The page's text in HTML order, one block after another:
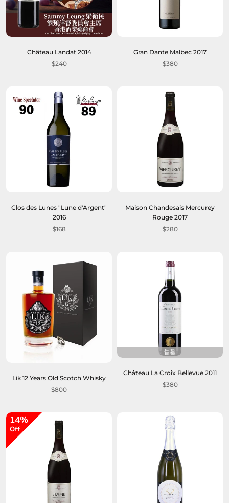
Château Landat 2014
$240
Gran Dante Malbec 2017
$380
Clos des Lunes "Lune d'Argent"
2016
$168
Maison Chandesais Mercurey
Rouge 2017
$280
Lik 12 Years Old Scotch Whisky
$800
售罄
Château La Croix Bellevue 2011
$380
14%
Off